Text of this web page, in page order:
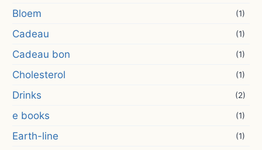
Bloem (1)
Cadeau (1)
Cadeau bon (1)
Cholesterol (1)
Drinks (2)
e books (1)
Earth-line (1)